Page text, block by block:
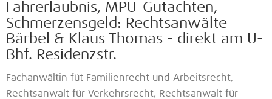
Fahrerlaubnis, MPU-Gutachten,
Schmerzensgeld: Rechtsanwälte
Bärbel & Klaus Thomas - direkt am U-
Bhf. Residenzstr.
Fachanwältin füt Familienrecht und Arbeitsrecht,
Rechtsanwalt für Verkehrsrecht, Rechtsanwalt für